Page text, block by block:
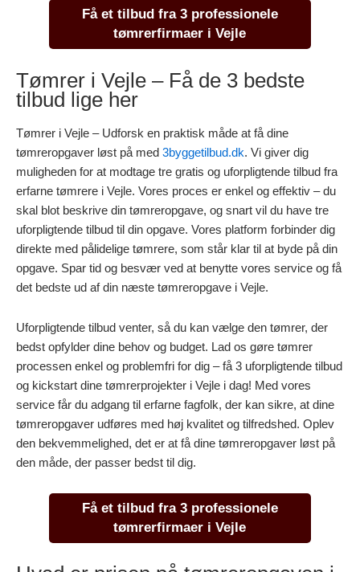
Få et tilbud fra 3 professionele
tømrerfirmaer i Vejle
Tømrer i Vejle – Få de 3 bedste
tilbud lige her
Tømrer i Vejle – Udforsk en praktisk måde at få dine
tømreropgaver løst på med 3byggetilbud.dk. Vi giver dig
muligheden for at modtage tre gratis og uforpligtende tilbud fra
erfarne tømrere i Vejle. Vores proces er enkel og effektiv – du
skal blot beskrive din tømreropgave, og snart vil du have tre
uforpligtende tilbud til din opgave. Vores platform forbinder dig
direkte med pålidelige tømrere, som står klar til at byde på din
opgave. Spar tid og besvær ved at benytte vores service og få
det bedste ud af din næste tømreropgave i Vejle.
Uforpligtende tilbud venter, så du kan vælge den tømrer, der
bedst opfylder dine behov og budget. Lad os gøre tømrer
processen enkel og problemfri for dig – få 3 uforpligtende tilbud
og kickstart dine tømrerprojekter i Vejle i dag! Med vores
service får du adgang til erfarne fagfolk, der kan sikre, at dine
tømreropgaver udføres med høj kvalitet og tilfredshed. Oplev
den bekvemmelighed, det er at få dine tømreropgaver løst på
den måde, der passer bedst til dig.
Få et tilbud fra 3 professionele
tømrerfirmaer i Vejle